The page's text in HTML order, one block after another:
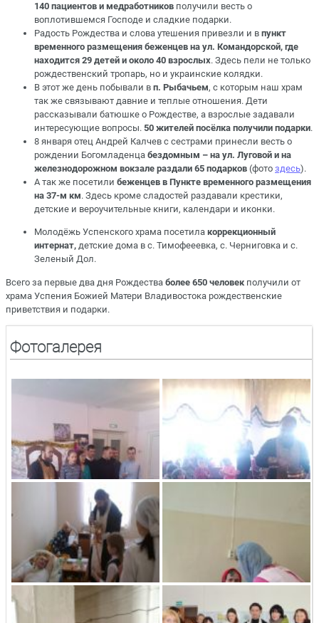
140 пациентов и медработников получили весть о
воплотившемся Господе и сладкие подарки.
Радость Рождества и слова утешения привезли и в пункт
временного размещения беженцев на ул. Командорской, где
находится 29 детей и около 40 взрослых. Здесь пели не только
рождественский тропарь, но и украинские колядки.
В этот же день побывали в п. Рыбачьем, с которым наш храм
так же связывают давние и теплые отношения. Дети
рассказывали батюшке о Рождестве, а взрослые задавали
интересующие вопросы. 50 жителей посёлка получили подарки.
8 января отец Андрей Калчев с сестрами принесли весть о
рождении Богомладенца бездомным – на ул. Луговой и на
железнодорожном вокзале раздали 65 подарков (фото здесь).
А так же посетили беженцев в Пункте временного размещения
на 37-м км. Здесь кроме сладостей раздавали крестики,
детские и вероучительные книги, календари и иконки.
Молодёжь Успенского храма посетила коррекционный
интернат, детские дома в с. Тимофееевка, с. Черниговка и с.
Зеленый Дол.
Всего за первые два дня Рождества более 650 человек получили от
храма Успения Божией Матери Владивостока рождественские
приветствия и подарки.
Фотогалерея